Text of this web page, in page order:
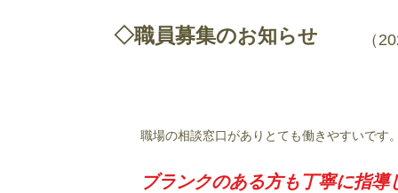
◇職員募集のお知らせ （
職場の相談窓口がありとても働きやすいです
ブランクのある方も丁寧に指導